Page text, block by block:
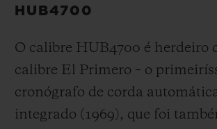
HUB4700
O calibre HUB4700 é herdeiro
calibre El Primero – o
cronógrafo de corda
integrado (1969), que foi